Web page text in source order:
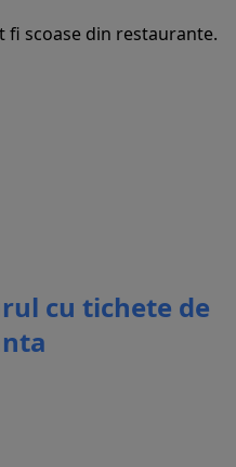
fi scoase din restaurante.
cu tichete de